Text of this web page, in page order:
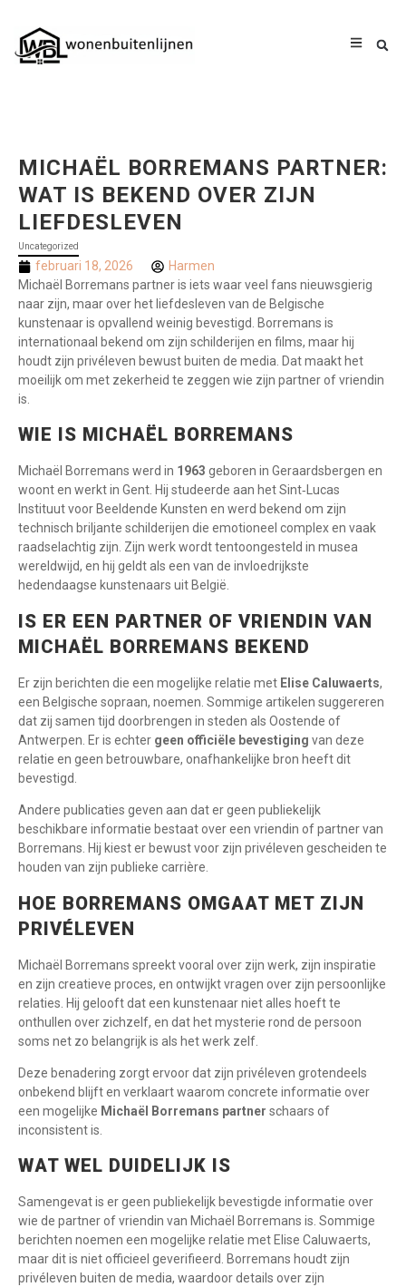
MICHAËL BORREMANS PARTNER:
WAT IS BEKEND OVER ZIJN
LIEFDESLEVEN
Uncategorized
februari 18, 2026
Harmen
Michaël Borremans partner is iets waar veel fans nieuwsgierig
naar zijn, maar over het liefdesleven van de Belgische
kunstenaar is opvallend weinig bevestigd. Borremans is
internationaal bekend om zijn schilderijen en films, maar hij
houdt zijn privéleven bewust buiten de media. Dat maakt het
moeilijk om met zekerheid te zeggen wie zijn partner of vriendin
is.
WIE IS MICHAËL BORREMANS
Michaël Borremans werd in 1963 geboren in Geraardsbergen en
woont en werkt in Gent. Hij studeerde aan het Sint‑Lucas
Instituut voor Beeldende Kunsten en werd bekend om zijn
technisch briljante schilderijen die emotioneel complex en vaak
raadselachtig zijn. Zijn werk wordt tentoongesteld in musea
wereldwijd, en hij geldt als een van de invloedrijkste
hedendaagse kunstenaars uit België.
IS ER EEN PARTNER OF VRIENDIN VAN
MICHAËL BORREMANS BEKEND
Er zijn berichten die een mogelijke relatie met Elise Caluwaerts,
een Belgische sopraan, noemen. Sommige artikelen suggereren
dat zij samen tijd doorbrengen in steden als Oostende of
Antwerpen. Er is echter geen officiële bevestiging van deze
relatie en geen betrouwbare, onafhankelijke bron heeft dit
bevestigd.
Andere publicaties geven aan dat er geen publiekelijk
beschikbare informatie bestaat over een vriendin of partner van
Borremans. Hij kiest er bewust voor zijn privéleven gescheiden te
houden van zijn publieke carrière.
HOE BORREMANS OMGAAT MET ZIJN
PRIVÉLEVEN
Michaël Borremans spreekt vooral over zijn werk, zijn inspiratie
en zijn creatieve proces, en ontwijkt vragen over zijn persoonlijke
relaties. Hij gelooft dat een kunstenaar niet alles hoeft te
onthullen over zichzelf, en dat het mysterie rond de persoon
soms net zo belangrijk is als het werk zelf.
Deze benadering zorgt ervoor dat zijn privéleven grotendeels
onbekend blijft en verklaart waarom concrete informatie over
een mogelijke Michaël Borremans partner schaars of
inconsistent is.
WAT WEL DUIDELIJK IS
Samengevat is er geen publiekelijk bevestigde informatie over
wie de partner of vriendin van Michaël Borremans is. Sommige
berichten noemen een mogelijke relatie met Elise Caluwaerts,
maar dit is niet officieel geverifieerd. Borremans houdt zijn
privéleven buiten de media, waardoor details over zijn